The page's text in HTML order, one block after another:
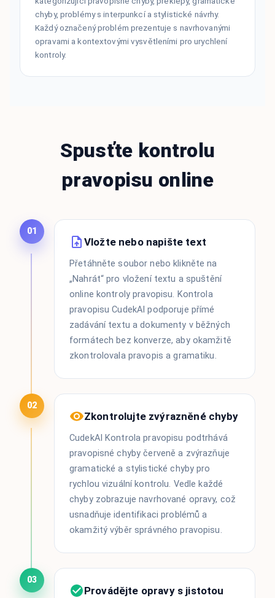
chyby, problémy s interpunkcí a stylistické návrhy.
Každý označený problém prezentuje s navrhovanými
opravami a kontextovými vysvětleními pro urychlení
kontroly.
Spusťte kontrolu
pravopisu online
01
Vložte nebo napište text
Přetáhněte soubor nebo klikněte na
„Nahrát“ pro vložení textu a spuštění
online kontroly pravopisu. Kontrola
pravopisu CudekAI podporuje přímé
zadávání textu a dokumenty v běžných
formátech bez konverze, aby okamžitě
zkontrolovala pravopis a gramatiku.
02
Zkontrolujte zvýrazněné chyby
CudekAI Kontrola pravopisu podtrhává
pravopisné chyby červeně a zvýrazňuje
gramatické a stylistické chyby pro
rychlou vizuální kontrolu. Vedle každé
chyby zobrazuje navrhované opravy, což
usnadňuje identifikaci problémů a
okamžitý výběr správného pravopisu.
03
Provádějte opravy s jistotou